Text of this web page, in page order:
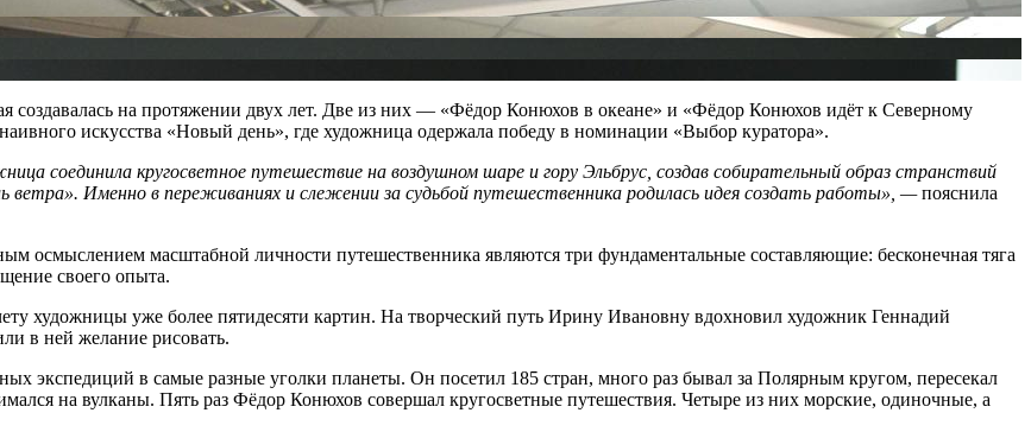
создавалась на протяжении двух лет. Две из них — «Фёдор Конюхов в океане» и «Фёдор Конюхов идёт к Северному
искусства «Новый день», где художница одержала победу в номинации «Выбор куратора».
соединила кругосветное путешествие на воздушном шаре и гору Эльбрус, создав собирательный образ странствий
ветра». Именно в переживаниях и слежении за судьбой путешественника родилась идея создать работы», —пояснила
осмыслением масштабной личности путешественника являются три фундаментальные составляющие: бесконечная тяга
своего опыта.
художницы уже более пятидесяти картин. На творческий путь Ирину Ивановну вдохновил художник Геннадий
в ней желание рисовать.
экспедиций в самые разные уголки планеты. Он посетил 185 стран, много раз бывал за Полярным кругом, пересекал
на вулканы. Пять раз Фёдор Конюхов совершал кругосветные путешествия. Четыре из них морские, одиночные, а